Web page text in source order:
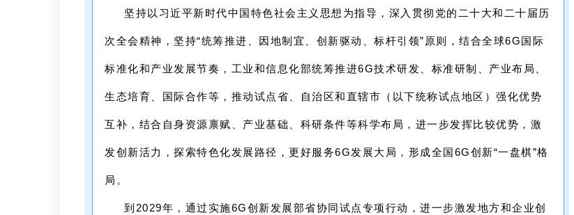
坚持以习近平新时代中国特色社会主义思想为指导，深入贯彻党的二十大和二十届历
次全会精神，坚持“统筹推进、因地制宜、创新驱动、标杆引领”原则，结合全球6G国际
标准化和产业发展节奏，工业和信息化部统筹推进6G技术研发、标准研制、产业布局、
生态培育、国际合作等，推动试点省、自治区和直辖市 （以下统称试点地区）强化优势
互补，结合自身资源禀赋、产业基础、科研条件等科学布局，进一步发挥比较优势，激
发创新活力，探索特色化发展路径，更好服务6G发展大局，形成全国6G创新“一盘棋”格
局。
到2029年，通过实施6G创新发展部省协同试点专项行动，进一步激发地方和企业创